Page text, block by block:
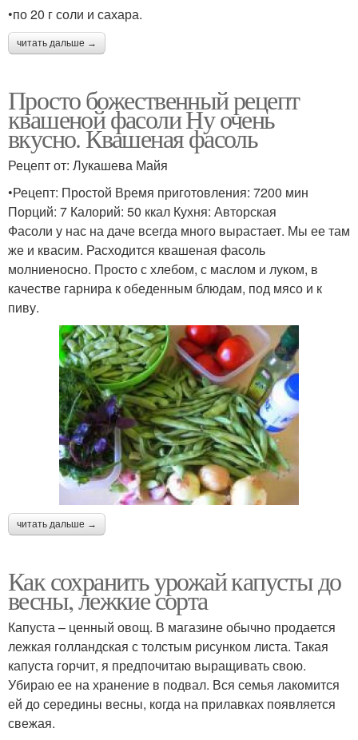
•по 20 г соли и сахара.
читать дальше →
Просто божественный рецепт
квашеной фасоли Ну очень
вкусно. Квашеная фасоль
Рецепт от: Лукашева Майя
•Рецепт: Простой Время приготовления: 7200 мин
Порций: 7 Калорий: 50 ккал Кухня: Авторская
Фасоли у нас на даче всегда много вырастает. Мы ее там
же и квасим. Расходится квашеная фасоль
молниеносно. Просто с хлебом, с маслом и луком, в
качестве гарнира к обеденным блюдам, под мясо и к
пиву.
читать дальше →
Как сохранить урожай капусты до
весны, лежкие сорта
Капуста – ценный овощ. В магазине обычно продается
лежкая голландская с толстым рисунком листа. Такая
капуста горчит, я предпочитаю выращивать свою.
Убираю ее на хранение в подвал. Вся семья лакомится
ей до середины весны, когда на прилавках появляется
свежая.